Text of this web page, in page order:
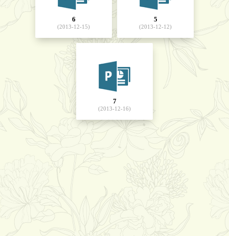
5
(2013-12-12)
6
(2013-12-15)
7
(2013-12-16)